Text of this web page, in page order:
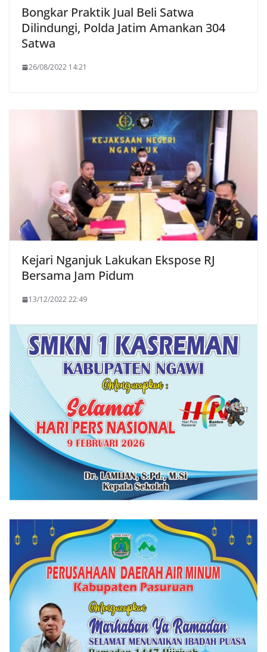
Bongkar Praktik Jual Beli Satwa
Dilindungi, Polda Jatim Amankan 304
Satwa
26/08/2022 14:21
Kejari Nganjuk Lakukan Ekspose RJ
Bersama Jam Pidum
13/12/2022 22:49